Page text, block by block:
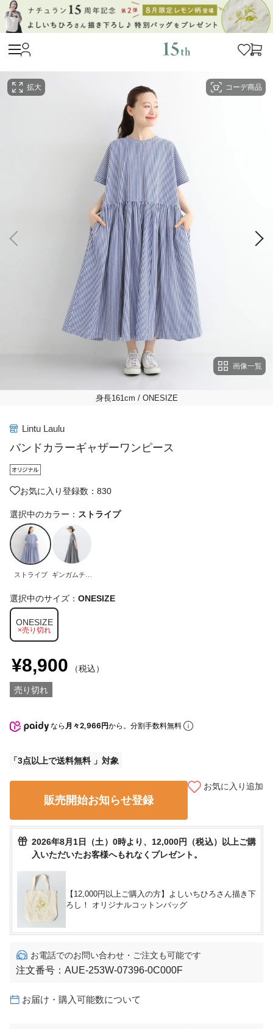
コーデ商品
拡大
画像一覧
身長161cm / ONESIZE
Lintu Laulu
バンドカラーギャザーワンピース
お気に入り登録数：830
選択中のカラー： ストライプ
ストライプ
ギンガムチェ
選択中のサイズ： ONESIZE
ONESIZE
×売り切れ
¥8,900 （税込）
売り切れ
なら 月々2,966円から。分割手数料無料
3点以上で送料無料
販売開始お知らせ登録
お気に入り追加
2026年8月1日（土）0時より、12,000円（税込）以上ご購
入いただいたお客様へもれなくプレゼント。
【12,000円以上ご購入の方】よしいちひろさん描き下
ろし！ オリジナルコットンバッグ
お電話でのお問い合わせ・ご注文も可能です
注文番号： AUE-253W-07396-0C000F
お届け・購入可能数について